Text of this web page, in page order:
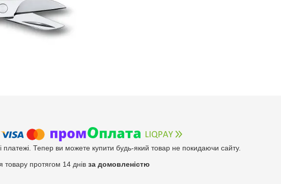
платежі. Тепер ви можете купити будь-який товар не покидаючи сайту.
товару протягом 14 днів за домовленістю